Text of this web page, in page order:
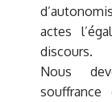
actes
discours.
Nous